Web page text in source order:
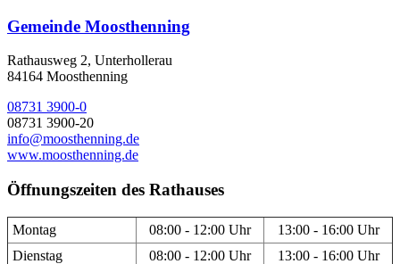
Gemeinde Moosthenning
Rathausweg 2, Unterhollerau
84164 Moosthenning
08731 3900-0
08731 3900-20
info@moosthenning.de
www.moosthenning.de
Öffnungszeiten des Rathauses
Montag 08:00 - 12:00 Uhr
13:00 - 16:00 Uhr
Dienstag
08:00 - 12:00 Uhr 13:00 - 16:00 Uhr